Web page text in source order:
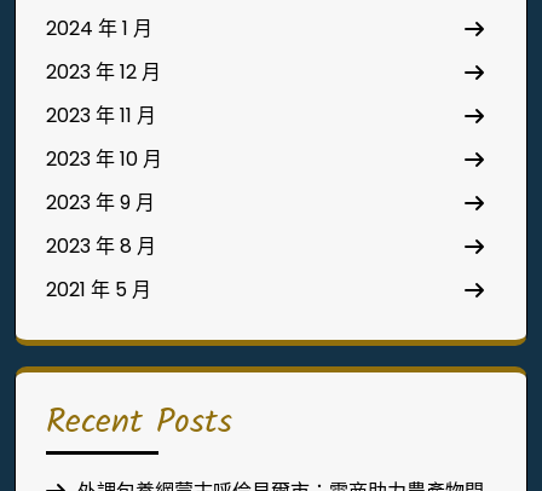
2024 年 1 月
2023 年 12 月
2023 年 11 月
2023 年 10 月
2023 年 9 月
2023 年 8 月
2021 年 5 月
Recent Posts